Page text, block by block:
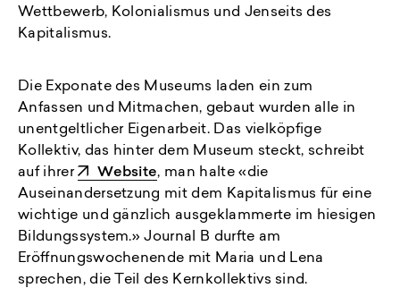
Wettbewerb, Kolonialismus und Jenseits des
Kapitalismus.
Die Exponate des Museums laden ein zum
Anfassen und Mitmachen, gebaut wurden alle in
unentgeltlicher Eigenarbeit. Das vielköpfige
Kollektiv, das hinter dem Museum steckt, schreibt
auf ihrer
Website, man halte «die
Auseinandersetzung mit dem Kapitalismus für eine
wichtige und gänzlich ausgeklammerte im hiesigen
Bildungssystem.» Journal B durfte am
Eröffnungswochenende mit Maria und Lena
sprechen, die Teil des Kernkollektivs sind.